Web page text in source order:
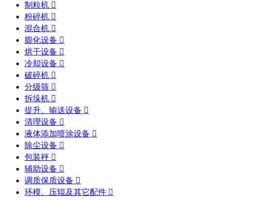
制粒机 
粉碎机 
混合机 
膨化设备 
烘干设备 
冷却设备 
破碎机 
分级筛 
拆垛机 
提升、输送设备 
清理设备 
液体添加喷涂设备 
除尘设备 
包装秤 
辅助设备 
调质保质设备 
环模、压辊及其它配件 